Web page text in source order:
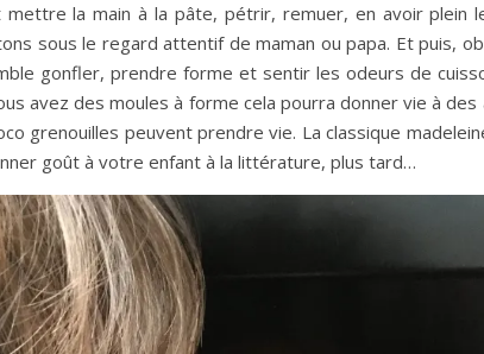
la main à la pâte, pétrir, remuer, en avoir plein
sous le regard attentif de maman ou papa. Et puis,
gonfler, prendre forme et sentir les odeurs de
avez des moules à forme cela pourra donner vie à des
grenouilles peuvent prendre vie. La classique
goût à votre enfant à la littérature, plus tard…